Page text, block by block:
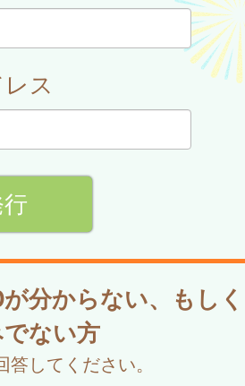
ス
分からない、もし
ない方
してください。